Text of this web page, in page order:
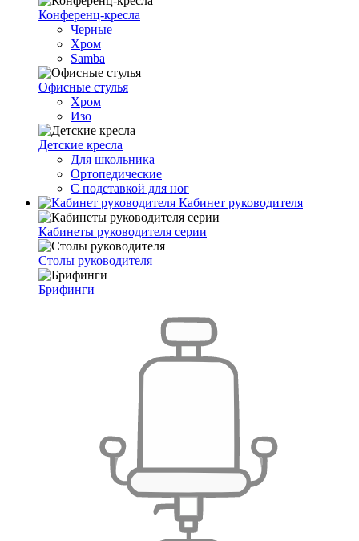
Конференц-кресла
Черные
Хром
Samba
Офисные стулья
Хром
Изо
Детские кресла
Для школьника
Ортопедические
С подставкой для ног
Кабинет руководителя
Кабинеты руководителя серии
Столы руководителя
Брифинги